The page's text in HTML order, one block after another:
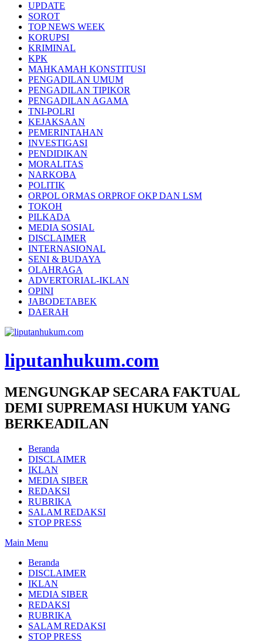
UPDATE
SOROT
TOP NEWS WEEK
KORUPSI
KRIMINAL
KPK
MAHKAMAH KONSTITUSI
PENGADILAN UMUM
PENGADILAN TIPIKOR
PENGADILAN AGAMA
TNI-POLRI
KEJAKSAAN
PEMERINTAHAN
INVESTIGASI
PENDIDIKAN
MORALITAS
NARKOBA
POLITIK
ORPOL ORMAS ORPROF OKP DAN LSM
TOKOH
PILKADA
MEDIA SOSIAL
DISCLAIMER
INTERNASIONAL
SENI & BUDAYA
OLAHRAGA
ADVERTORIAL-IKLAN
OPINI
JABODETABEK
DAERAH
liputanhukum.com
MENGUNGKAP SECARA FAKTUAL
DEMI SUPREMASI HUKUM YANG
BERKEADILAN
Beranda
DISCLAIMER
IKLAN
MEDIA SIBER
REDAKSI
RUBRIKA
SALAM REDAKSI
STOP PRESS
Main Menu
Beranda
DISCLAIMER
IKLAN
MEDIA SIBER
REDAKSI
RUBRIKA
SALAM REDAKSI
STOP PRESS